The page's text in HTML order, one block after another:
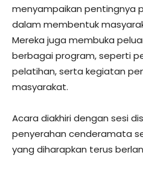
menyampaikan pentingnya
dalam membentuk
Mereka juga membuka
berbagai program, seperti
pelatihan, serta kegiatan
masyarakat.
Acara diakhiri dengan sesi
penyerahan cenderamata
yang diharapkan terus